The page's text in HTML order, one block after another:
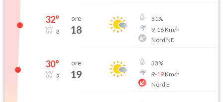
32°
3
ore
18
31%
9-18Km/h
Nord NE
30°
2
ore
19
33%
9-19Km/h
Nord E